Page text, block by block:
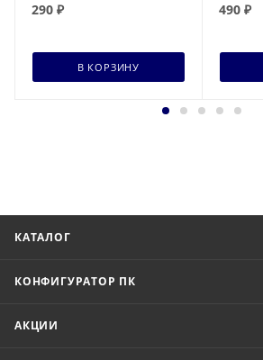
290 ₽
В КОРЗИНУ
490 ₽
КАТАЛОГ
КОНФИГУРАТОР ПК
АКЦИИ